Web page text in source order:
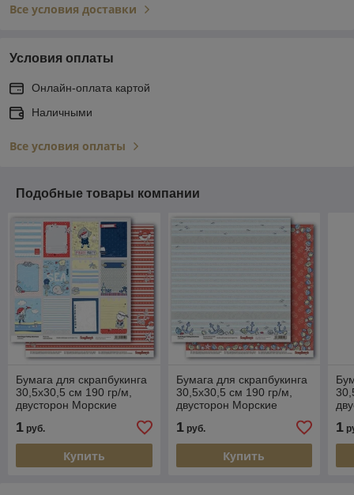
Все условия доставки
Условия оплаты
Онлайн-оплата картой
Наличными
Все условия оплаты
Подобные товары компании
Бумага для скрапбукинга
30,5х30,5 см 190 гр/м,
двусторон Морские
приключения Карточки 2
1 руб.
Купить
Бумага для скрапбукинга
30,5х30,5 см 190 гр/м,
двусторон Морские
приключения Затонувший
якорь
1руб.
Купить
1